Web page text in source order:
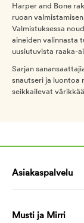
Harper and Bone
ruoan
Valmistuksessa
aineiden valinnasta
uusiutuvista raaka-
Sarjan
snautseri ja luontoa
seikkailevat
Asiakaspalvelu
Musti ja Mirri